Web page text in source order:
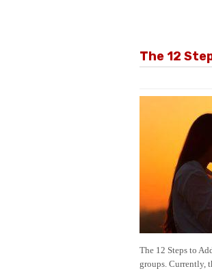
The 12
The 12 Steps to
groups. Currently,